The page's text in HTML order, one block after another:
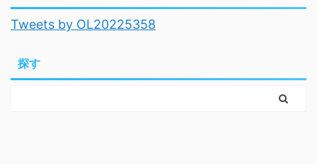
Tweets by OL20225358
探す